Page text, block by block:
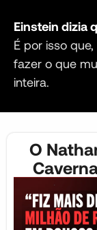
Einstein dizia
É por isso
fazer o que
inteira.
O